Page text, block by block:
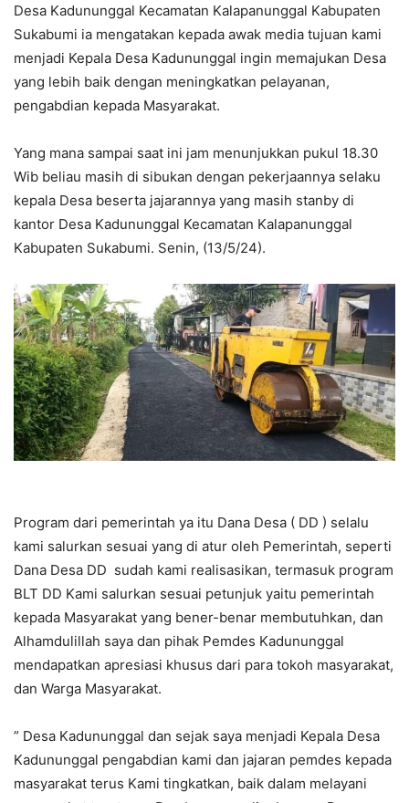
Desa Kadununggal Kecamatan Kalapanunggal Kabupaten
Sukabumi ia mengatakan kepada awak media tujuan kami
menjadi Kepala Desa Kadununggal ingin memajukan Desa
yang lebih baik dengan meningkatkan pelayanan,
pengabdian kepada Masyarakat.
Yang mana sampai saat ini jam menunjukkan pukul 18.30
Wib beliau masih di sibukan dengan pekerjaannya selaku
kepala Desa beserta jajarannya yang masih stanby di
kantor Desa Kadununggal Kecamatan Kalapanunggal
Kabupaten Sukabumi. Senin, (13/5/24).
Program dari pemerintah ya itu Dana Desa ( DD ) selalu
kami salurkan sesuai yang di atur oleh Pemerintah, seperti
Dana Desa DD sudah kami realisasikan, termasuk program
BLT DD Kami salurkan sesuai petunjuk yaitu pemerintah
kepada Masyarakat yang bener-benar membutuhkan, dan
Alhamdulillah saya dan pihak Pemdes Kadununggal
mendapatkan apresiasi khusus dari para tokoh masyarakat,
dan Warga Masyarakat.
” Desa Kadununggal dan sejak saya menjadi Kepala Desa
Kadununggal pengabdian kami dan jajaran pemdes kepada
masyarakat terus Kami tingkatkan, baik dalam melayani